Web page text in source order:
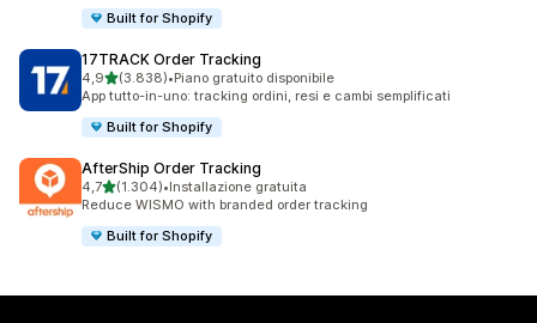
Built for Shopify
17TRACK Order Tracking
4,9stelle su 5
(3.838)
3838 recensioni totali
•Piano gratuito disponibile
App tutto-in-uno: tracking ordini, resi e cambi semplificati
Built for Shopify
AfterShip Order Tracking
4,7stelle su 5
(1.304)
1304 recensioni totali
•Installazione gratuita
Reduce WISMO with branded order tracking
Built for Shopify